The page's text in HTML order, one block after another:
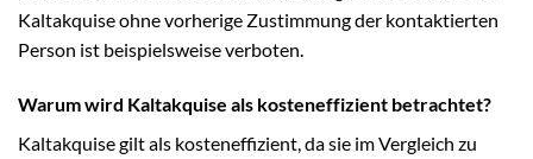
Kaltakquise ohne vorherige Zustimmung der kontaktierten
Person ist beispielsweise verboten.
Warum wird Kaltakquise als kosteneffizient betrachtet?
Kaltakquise gilt als kosteneffizient, da sie im Vergleich zu